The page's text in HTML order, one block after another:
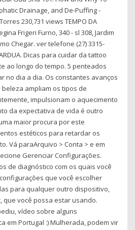
Drainage, and De-Puffing -
230,731 views TEMPO DA
Frigeri Furno, 340 - sl 308, Jardim
Chegar. ver telefone (27) 3315-
Dicas para cuidar da tattoo
ao longo do tempo. 5 penteados
no dia a dia. Os constantes avanços
ampliam os tipos de
impulsionam o aquecimento
da expectativa de vida é outro
maior procura por este
estéticos para retardar os
Vá paraArquivo > Conta > e em
Gerenciar Configurações.
de diagnóstico com os quais você
que você escolher
para qualquer outro dispositivo,
que você possa estar usando.
vídeo sobre alguns
em Portugal :) Mulherada, podem vir